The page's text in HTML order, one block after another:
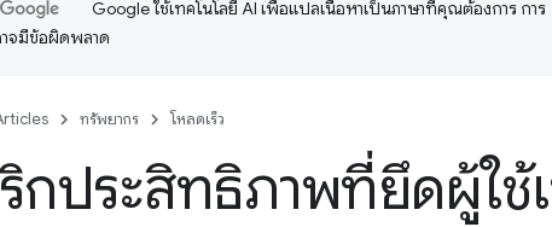
Google ใช้เทคโนโลยี AI เพื่อแปลเนื้อหาเป็นภาษาที่คุณต้องการ การ
จมีข้อผิดพลาด
ทรัพยากร โหลดเร็ว
กประสิทธิภาพที่ยึดผู้ใช้